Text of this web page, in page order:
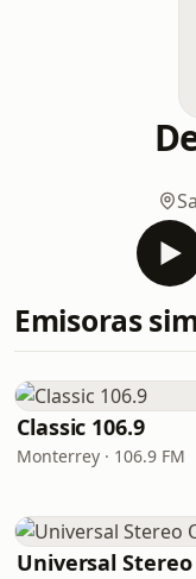
Emisoras
Classic 106.9
Monterrey · 106.9 FM